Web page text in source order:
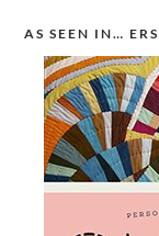
AS SEEN IN…